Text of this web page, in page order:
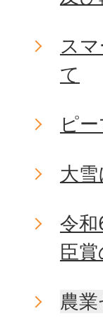
ス
て
ピ
大
令
臣
農